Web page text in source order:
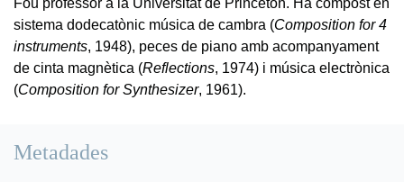
sistema dodecatònic música de cambra (Composition for 4
instruments, 1948), peces de piano amb acompanyament
de cinta magnètica (Reflections, 1974) i música electrònica
(Composition for Synthesizer, 1961).
Metadades